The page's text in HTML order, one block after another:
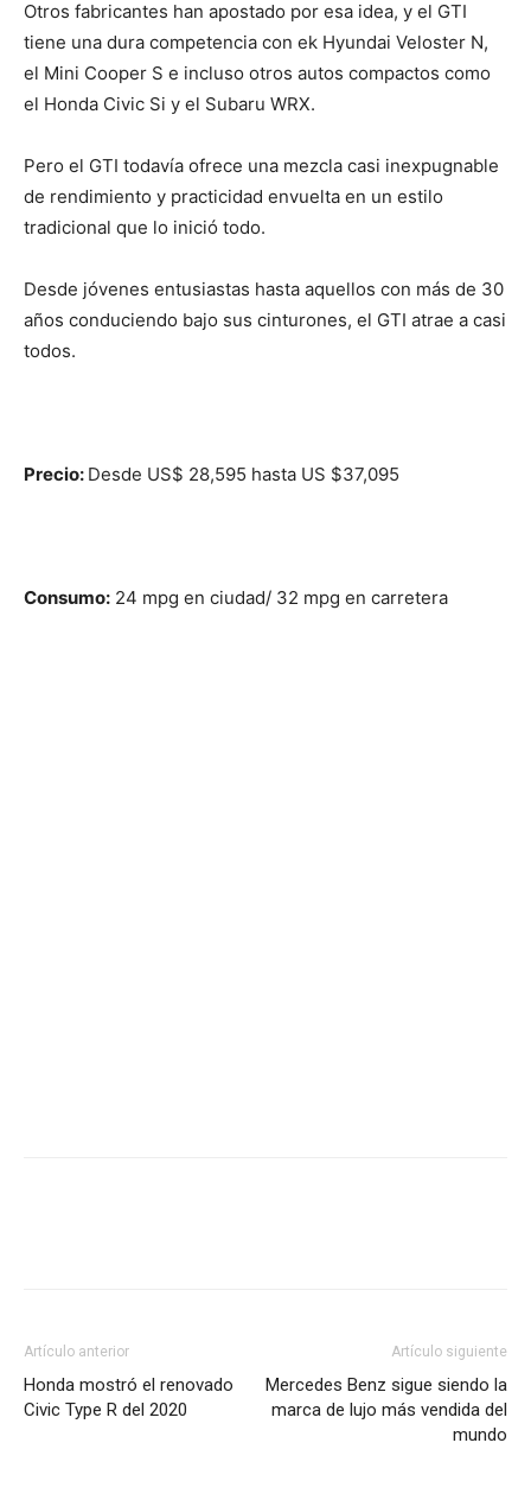
Otros fabricantes han apostado por esa idea, y el GTI
tiene una dura competencia con ek Hyundai Veloster N,
el Mini Cooper S e incluso otros autos compactos como
el Honda Civic Si y el Subaru WRX.
Pero el GTI todavía ofrece una mezcla casi inexpugnable
de rendimiento y practicidad envuelta en un estilo
tradicional que lo inició todo.
Desde jóvenes entusiastas hasta aquellos con más de 30
años conduciendo bajo sus cinturones, el GTI atrae a casi
todos.
Precio: Desde US$ 28,595 hasta US $37,095
Consumo: 24 mpg en ciudad/ 32 mpg en carretera
Artículo anterior
Honda mostró el renovado
Civic Type R del 2020
Artículo siguiente
Mercedes Benz sigue siendo la
marca de lujo más vendida del
mundo